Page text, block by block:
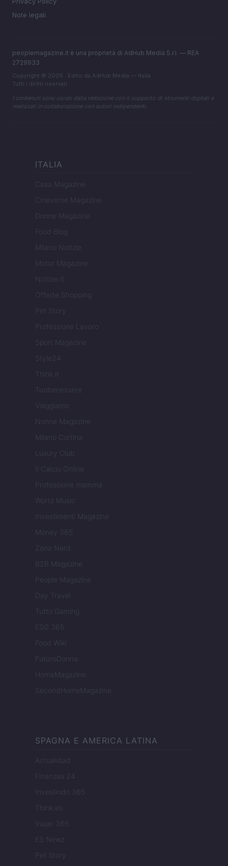
Note legali
peoplemagazine.it è una proprietà di AdHub Media S.r.l. — REA
2729933
Copyright © 2026 · Edito da AdHub Media — Italia
Tutti i diritti riservati
I contenuti sono curati dalla redazione con il supporto di strumenti digitali e
realizzati in collaborazione con autori indipendenti.
ITALIA
Casa Magazine
Cineverse Magazine
Donne Magazine
Food Blog
Milano Notizie
Motor Magazine
Notizie.it
Offerte Shopping
Pet Story
Professione Lavoro
Sport Magazine
Style24
Think.it
Tuobenessere
Viaggiamo
Nonne Magazine
Milano Cortina
Luxury Club
Il Calcio Online
Professione mamma
World Music
Investimenti Magazine
Money 365
Zona Nerd
B2B Magazine
People Magazine
Day Travel
Tutto Gaming
ESG 365
Food Wiki
FuturoDonna
HomeMagazine
SecondHomeMagazine
SPAGNA E AMERICA LATINA
Actualidad
Finanzas 24
Investindo 365
Think.es
Viajar 365
ES Newz
Pet Story